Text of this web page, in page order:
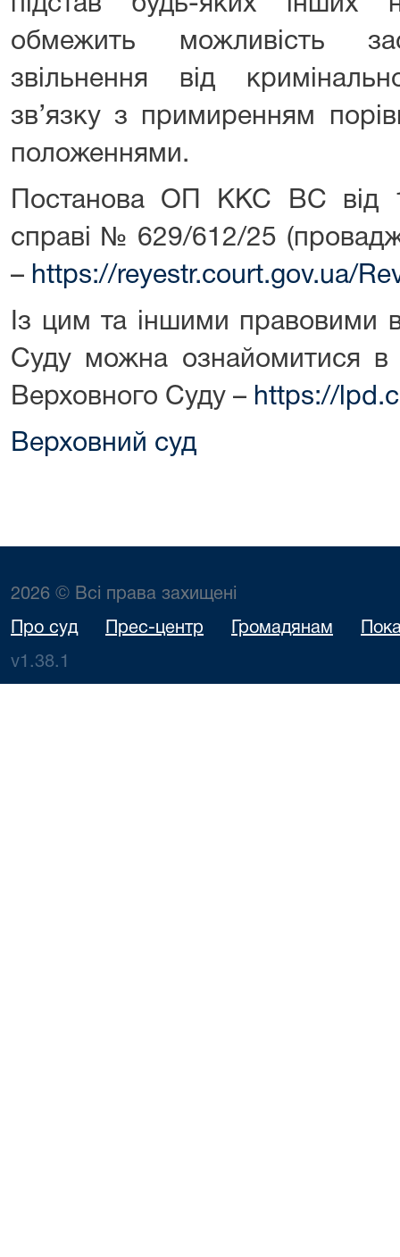
підстав будь-яких інших
обмежить можливість
звільнення від
зв’язку з примиренням
положеннями.
Постанова ОП ККС ВС від
справі № 629/612/25
– https://reyestr.court.gov.ua/
Із цим та іншими правовими
Суду можна ознайомитися в
Верховного Суду – https://
Верховний суд
2026 © Всі права захищені
Про суд Прес-центр Громадянам
v1.38.1